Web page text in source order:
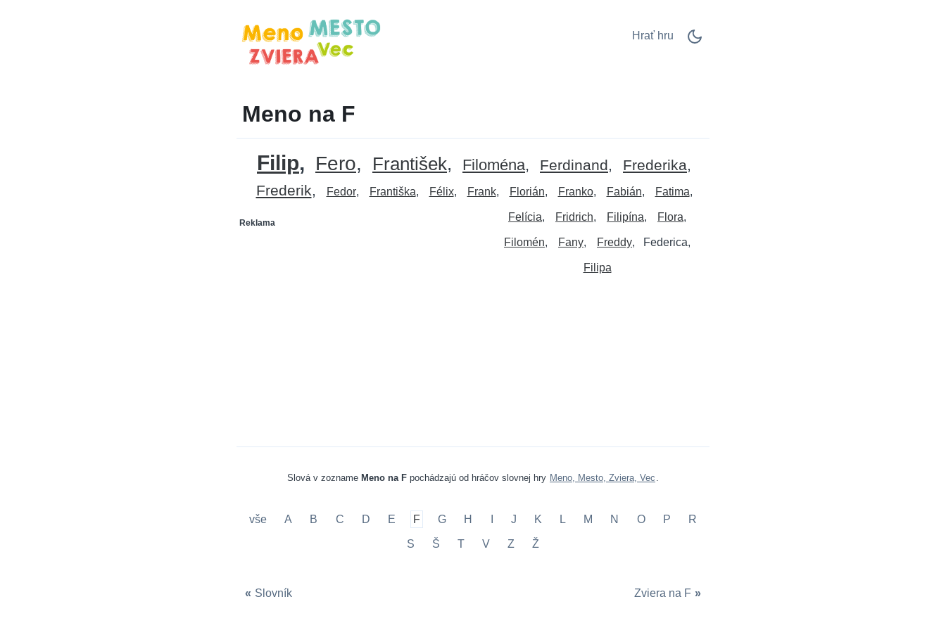
Hrať hru
Meno na F
Filip Fero František Filoména Ferdinand
Frederika
Frederik
Fedor Františka Félix Frank Florián Franko Fabián Fatima
Reklama Felícia Fridrich Filipína Flora
Filomén Fany Freddy Federica
Filipa
Slová v zozname Meno na F pochádzajú od hráčov slovnej hry Meno, Mesto, Zviera, Vec .
vše A B C D E F G H J K L M N O P R
S Š T V Z Ž
« Slovník Zviera na F »